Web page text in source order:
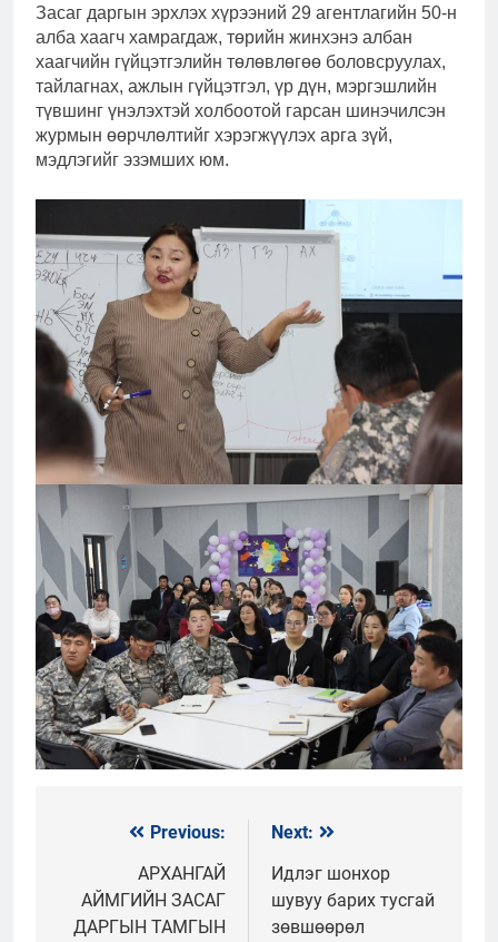
Засаг даргын эрхлэх хүрээний 29 агентлагийн 50-н
алба хаагч хамрагдаж, төрийн жинхэнэ албан
хаагчийн гүйцэтгэлийн төлөвлөгөө боловсруулах,
тайлагнах, ажлын гүйцэтгэл, үр дүн, мэргэшлийн
түвшинг үнэлэхтэй холбоотой гарсан шинэчилсэн
журмын өөрчлөлтийг хэрэгжүүлэх арга зүй,
мэдлэгийг эзэмших юм.
МэдээнийPrevious:
АРХАНГАЙ
АЙМГИЙН ЗАСАГ
ДАРГЫН ТАМГЫН
Next:
Идлэг шонхор
шувуу барих тусгай
зөвшөөрөл